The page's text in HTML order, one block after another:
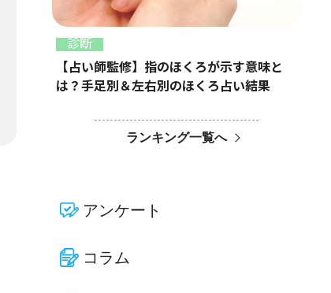
診断
【占い師監修】指のほくろが示す意味と
は？手足別＆左右別のほくろ占い結果
ランキング一覧へ
アンケート
コラム